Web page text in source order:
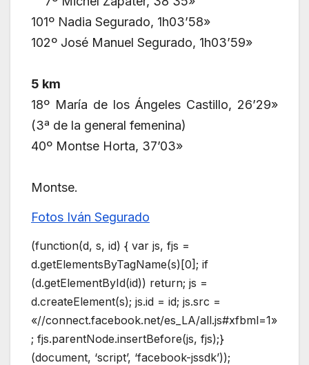
101º Nadia Segurado, 1h03’58»
102º José Manuel Segurado, 1h03’59»
5 km
18º María de los Ángeles Castillo, 26’29»
(3ª de la general femenina)
40º Montse Horta, 37’03»
Montse.
Fotos Iván Segurado
(function(d, s, id) { var js, fjs =
d.getElementsByTagName(s)[0]; if
(d.getElementById(id)) return; js =
d.createElement(s); js.id = id; js.src =
«//connect.facebook.net/es_LA/all.js#xfbml=1»
; fjs.parentNode.insertBefore(js, fjs);}
(document, ‘script’, ‘facebook-jssdk’));